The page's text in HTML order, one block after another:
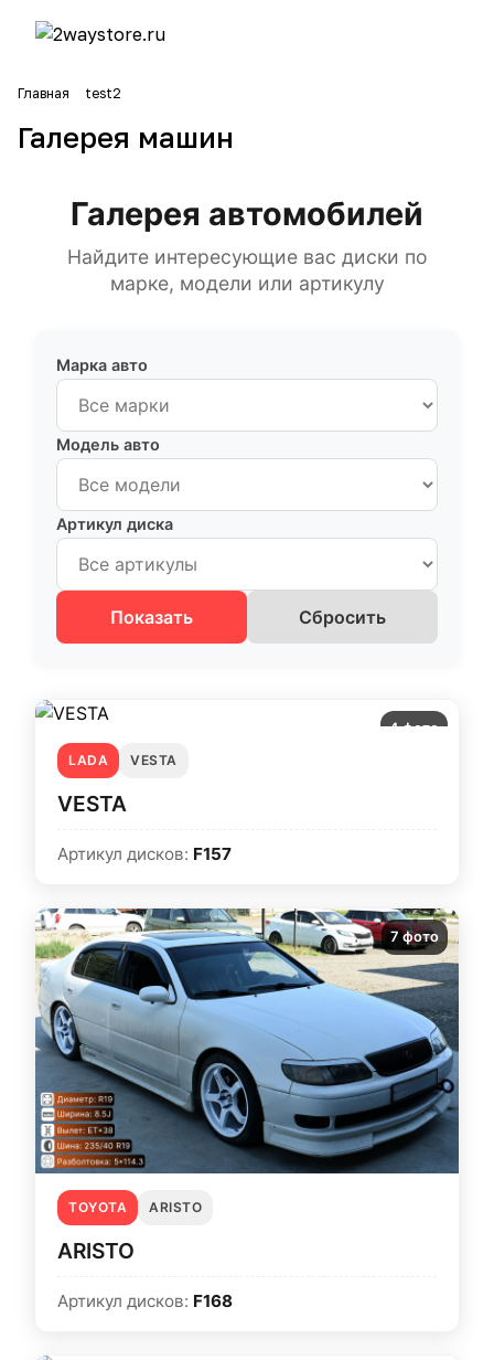
Главная test2
Галерея машин
Галерея автомобилей
Найдите интересующие вас диски по
марке, модели или артикулу
Марка авто
Модель авто
Артикул диска
Показать Сбросить
4 фото
LADA
VESTA
VESTA
Артикул дисков: F157
7 фото
TOYOTA ARISTO
ARISTO
Артикул дисков: F168